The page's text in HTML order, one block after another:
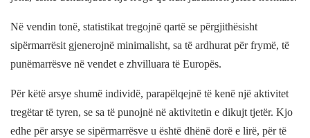
Në vendin tonë, statistikat tregojnë qartë se përgjithësisht
sipërmarrësit gjenerojnë minimalisht, sa të ardhurat për frymë, të
punëmarrësve në vendet e zhvilluara të Europës.
Për këtë arsye shumë individë, parapëlqejnë të kenë një aktivitet
tregëtar të tyren, se sa të punojnë në aktivitetin e dikujt tjetër. Kjo
edhe për arsye se sipërmarrësve u është dhënë dorë e lirë, për të